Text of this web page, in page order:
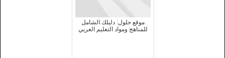
موقع حلول: دليلك الشامل
للمناهج ومواد التعليم العربي